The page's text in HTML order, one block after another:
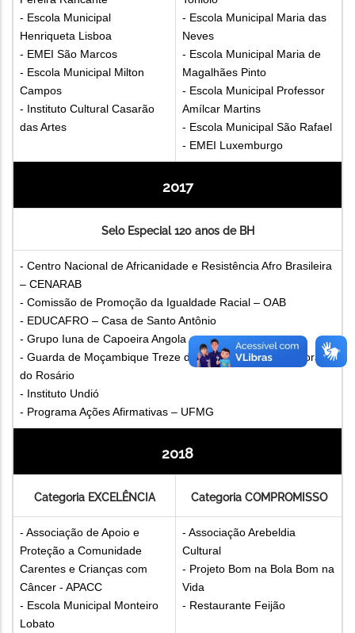
- Escola Municipal
Henriqueta Lisboa
- EMEI São Marcos
- Escola Municipal Milton
Campos
- Instituto Cultural Casarão
das Artes
- Escola Municipal Maria das
Neves
- Escola Municipal Maria de
Magalhães Pinto
- Escola Municipal Professor
Amílcar Martins
- Escola Municipal São Rafael
- EMEI Luxemburgo
2017
Selo Especial 120 anos de BH
- Centro Nacional de Africanidade e Resistência Afro Brasileira
– CENARAB
- Comissão de Promoção da Igualdade Racial – OAB
- EDUCAFRO – Casa de Santo Antônio
- Grupo Iuna de Capoeira Angola
- Guarda de Moçambique Treze de Maio de Nossa Senhora
do Rosário
- Instituto Undió
- Programa Ações Afirmativas – UFMG
2018
Categoria EXCELÊNCIA Categoria COMPROMISSO
- Associação de Apoio e
Proteção a Comunidade
Carentes e Crianças com
Câncer - APACC
- Escola Municipal Monteiro
Lobato
- Associação Arebeldia
Cultural
- Projeto Bom na Bola Bom na
Vida
- Restaurante Feijão